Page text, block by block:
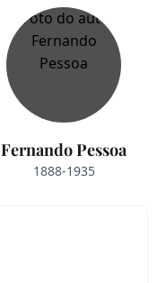
Fernando Pessoa
1888-1935